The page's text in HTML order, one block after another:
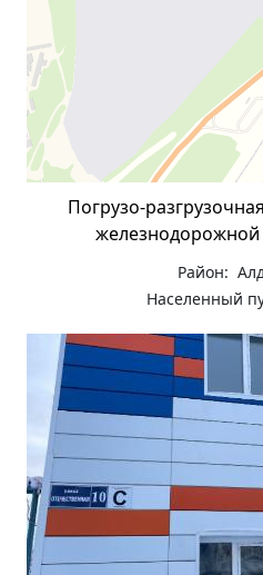
Погрузо-
железнодорожной
Район:
Населенный